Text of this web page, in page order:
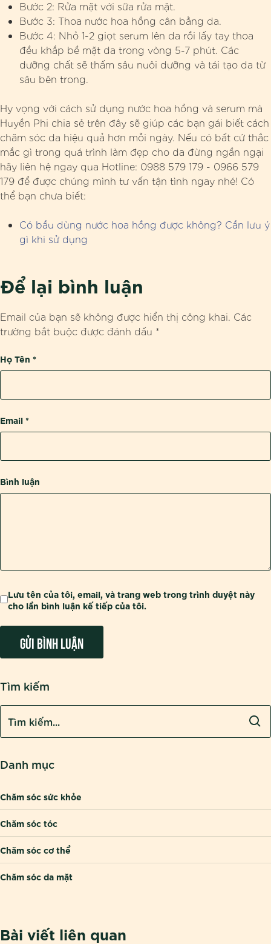
Bước 2: Rửa mặt với sữa rửa mặt.
Bước 3: Thoa nước hoa hồng cân bằng da.
Bước 4: Nhỏ 1-2 giọt serum lên da rồi lấy tay thoa
đều khắp bề mặt da trong vòng 5-7 phút. Các
dưỡng chất sẽ thấm sâu nuôi dưỡng và tái tạo da từ
sâu bên trong.
Hy vọng với cách sử dụng nước hoa hồng và serum mà
Huyền Phi chia sẻ trên đây sẽ giúp các bạn gái biết cách
chăm sóc da hiệu quả hơn mỗi ngày. Nếu có bất cứ thắc
mắc gì trong quá trình làm đẹp cho da đừng ngần ngại
hãy liên hệ ngay qua Hotline: 0988 579 179 - 0966 579
179 để được chúng mình tư vấn tận tình ngay nhé! Có
thể bạn chưa biết:
Có bầu dùng nước hoa hồng được không? Cần lưu ý
gì khi sử dụng
Để lại bình luận
Email của bạn sẽ không được hiển thị công khai. Các
trường bắt buộc được đánh dấu *
Bình luận
Họ Tên *
Email *
Lưu tên của tôi, email, và trang web trong trình duyệt này
cho lần bình luận kế tiếp của tôi.
Tìm kiếm
Danh mục
Chăm sóc sức khỏe
Chăm sóc tóc
Chăm sóc cơ thể
Chăm sóc da mặt
Bài viết liên quan